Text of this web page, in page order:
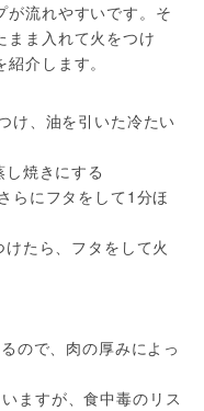
が流れやすいです。そ
まま入れて火をつけ
介します。
け、油を引いた冷たい
焼きにする
らにフタをして1分ほ
たら、フタをして火
ので、肉の厚みによっ
ますが、食中毒のリス